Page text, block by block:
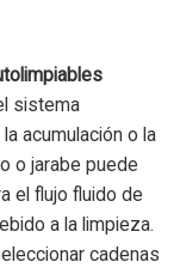
sistema
acumulación o la
o jarabe puede
el flujo fluido de
a la limpieza.
cadenas